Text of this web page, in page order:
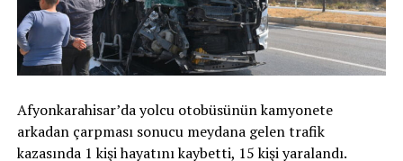
Afyonkarahisar’da yolcu otobüsünün kamyonete
arkadan çarpması sonucu meydana gelen trafik
kazasında 1 kişi hayatını kaybetti, 15 kişi yaralandı.